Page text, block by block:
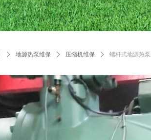
ꄲ 地源热泵维保 ꄲ 压缩机维保 ꄲ 螺杆式地源热